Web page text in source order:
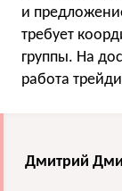
и
требует
группы. На
работа
Дмитрий